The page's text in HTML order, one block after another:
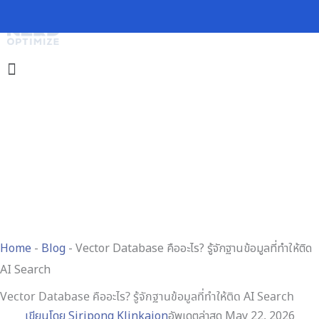
content
Home - Blog - Vector Database คืออะไร? รู้จักฐานข้อมูลที่ทำให้ติด
AI Search
Vector Database คืออะไร? รู้จักฐานข้อมูลที่ทำให้ติด AI Search